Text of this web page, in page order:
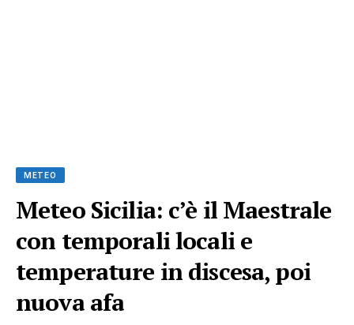
METEO
Meteo Sicilia: c’è il Maestrale
con temporali locali e
temperature in discesa, poi
nuova afa